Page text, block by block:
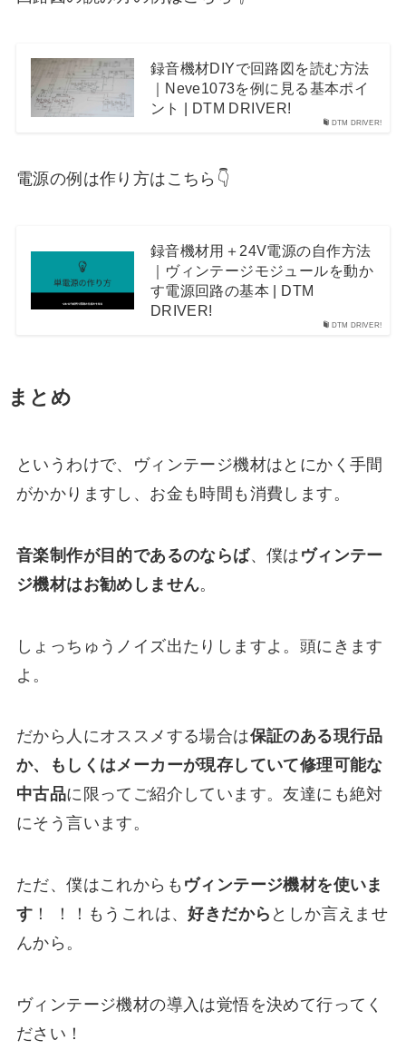
DTM DRIVER!
録音機材DIYで回路図を読む方法
｜Neve1073を例に見る基本ポイ
ント | DTM DRIVER!
電源の例は作り方はこちら👇
DTM DRIVER!
録音機材用＋24V電源の自作方法
｜ヴィンテージモジュールを動か
す電源回路の基本 | DTM
DRIVER!
まとめ
というわけで、ヴィンテージ機材はとにかく手間
がかかりますし、お金も時間も消費します。
音楽制作が目的であるのならば、僕は ヴィンテー
ジ機材はお勧めしません。
しょっちゅうノイズ出たりしますよ。頭にきます
よ。
だから人にオススメする場合は保証のある現行品
か、もしくはメーカーが現存していて修理可能な
中古品に限ってご紹介しています。友達にも絶対
にそう言います。
ただ、僕はこれからも ヴィンテージ機材を使いま
す ！ ！！もうこれは、好きだから としか言えませ
んから。
ヴィンテージ機材の導入は覚悟を決めて行ってく
ださい！